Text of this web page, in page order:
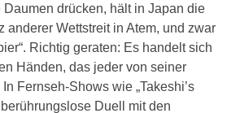
drücken, hält in Japan die
anderer Wettstreit in Atem, und zwar
Richtig geraten: Es handelt sich
Händen, das jeder von seiner
Fernseh-Shows wie „Takeshi’s
Duell mit den